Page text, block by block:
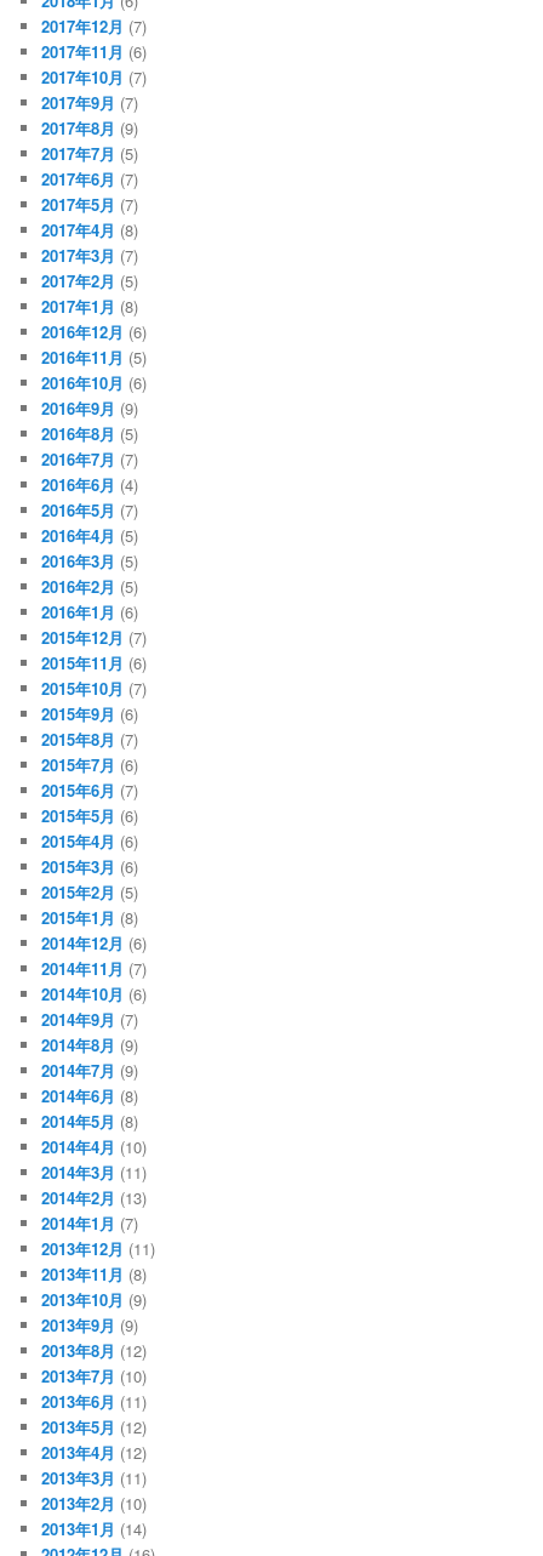
2017年12月 (7)
2017年11月 (6)
2017年10月 (7)
2017年9月 (7)
2017年8月 (9)
2017年7月 (5)
2017年6月 (7)
2017年5月 (7)
2017年4月 (8)
2017年3月 (7)
2017年2月 (5)
2017年1月 (8)
2016年12月 (6)
2016年11月 (5)
2016年10月 (6)
2016年9月 (9)
2016年8月 (5)
2016年7月 (7)
2016年6月 (4)
2016年5月 (7)
2016年4月 (5)
2016年3月 (5)
2016年2月 (5)
2016年1月 (6)
2015年12月 (7)
2015年11月 (6)
2015年10月 (7)
2015年9月 (6)
2015年8月 (7)
2015年7月 (6)
2015年6月 (7)
2015年5月 (6)
2015年4月 (6)
2015年3月 (6)
2015年2月 (5)
2015年1月 (8)
2014年12月 (6)
2014年11月 (7)
2014年10月 (6)
2014年9月 (7)
2014年8月 (9)
2014年7月 (9)
2014年6月 (8)
2014年5月 (8)
2014年4月 (10)
2014年3月 (11)
2014年2月 (13)
2014年1月 (7)
2013年12月 (11)
2013年11月 (8)
2013年10月 (9)
2013年9月 (9)
2013年8月 (12)
2013年7月 (10)
2013年6月 (11)
2013年5月 (12)
2013年4月 (12)
2013年3月 (11)
2013年2月 (10)
2013年1月 (14)